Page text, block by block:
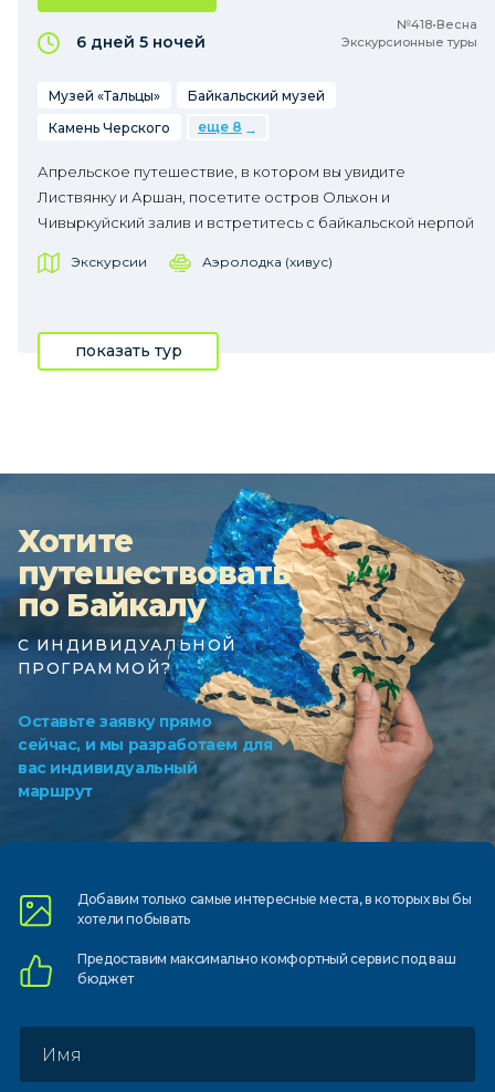
№418•Весна
Экскурсионные туры
6 дней 5 ночей
Музей «Тальцы»
Байкальский музей
Камень Черского
еще 8
Апрельское путешествие, в котором вы увидите
Листвянку и Аршан, посетите остров Ольхон и
Чивыркуйский залив и встретитесь с байкальской нерпой
Экскурсии Аэролодка (хивус)
показать тур
Хотите
путешествовать
по Байкалу
С ИНДИВИДУАЛЬНОЙ
ПРОГРАММОЙ?
Оставьте заявку прямо
сейчас, и мы разработаем для
вас индивидуальный
маршрут
Добавим только самыеинтересные места, в которыхвы бы
хотели побывать
Предоставим максимально комфортныйсервис под ваш
бюджет